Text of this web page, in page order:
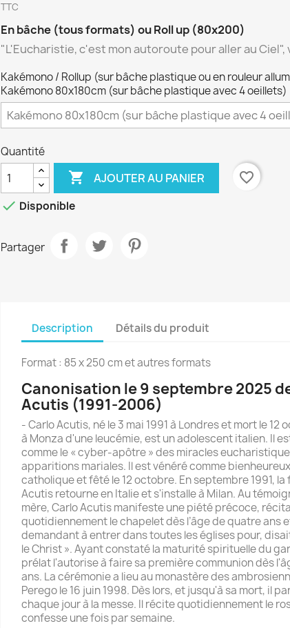
TTC
En bâche (tous formats) ou Roll up (80x200)
"L'Eucharistie, c'est mon autoroute pour aller au Ciel",
Kakémono / Rollup (sur bâche plastique ou en rouleur
Kakémono 80x180cm (sur bâche plastique avec 4 oeillets)
Quantité
 AJOUTER AU PANIER
favorite_border
 Disponible
Partager
Description Détails du produit
Format : 85 x 250 cmet autres formats
Canonisation le 9 septembre 2025
Acutis (1991-2006)
- Carlo Acutis, né le 3 mai 1991 à Londres et mort le 12
à Monza d'une leucémie, est un adolescent italien. Il
comme le « cyber-apôtre » des miracles
apparitions mariales. Il est vénéré comme
catholique et fêté le 12 octobre. En septembre 1991, la
Acutis retourne en Italie et s'installe à Milan. Au
mère, Carlo Acutis manifeste une piété précoce,
quotidiennement le chapelet dès l’âge de quatre ans
demandant à entrer dans toutes les églises pour,
le Christ ». Ayant constaté la maturité spirituelle du
prélat l'autorise à faire sa première communion dès
ans. La cérémonie a lieu au monastère des
Perego le 16 juin 1998. Dès lors, et jusqu'à sa mort, il
chaque jour à la messe. Il récite quotidiennement le
confesse une fois par semaine.